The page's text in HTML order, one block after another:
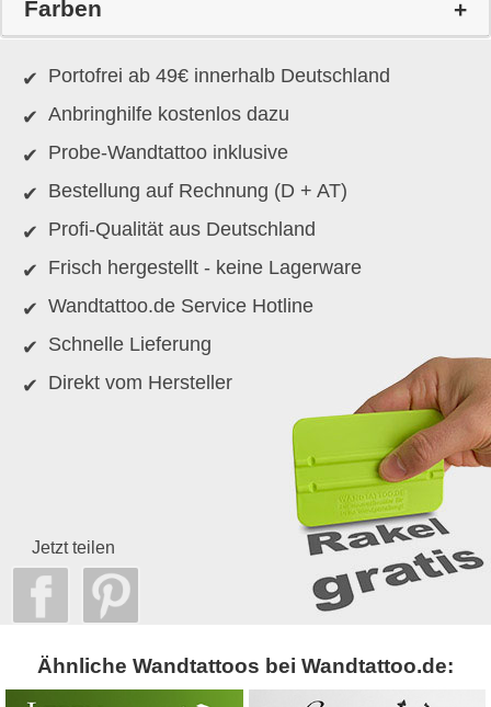
Farben
Portofrei ab 49€ innerhalb Deutschland
Anbringhilfe kostenlos dazu
Probe-Wandtattoo inklusive
Bestellung auf Rechnung (D + AT)
Profi-Qualität aus Deutschland
Frisch hergestellt - keine Lagerware
Wandtattoo.de Service Hotline
Schnelle Lieferung
Direkt vom Hersteller
Jetzt teilen
Ähnliche Wandtattoos bei Wandtattoo.de: